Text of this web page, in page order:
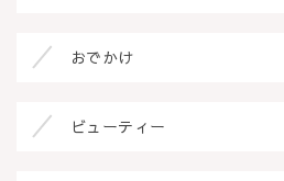
おでかけ
ビューティー